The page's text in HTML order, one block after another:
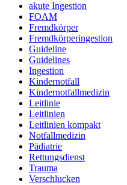
akute Ingestion
FOAM
Fremdkörper
Fremdkörperingestion
Guideline
Guidelines
Ingestion
Kindernotfall
Kindernotfallmedizin
Leitlinie
Leitlinien
Leitlinien kompakt
Notfallmedizin
Pädiatrie
Rettungsdienst
Trauma
Verschlucken